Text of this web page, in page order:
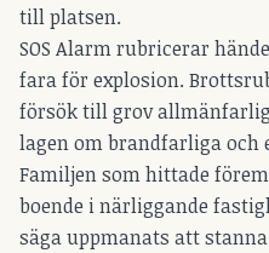
till platsen.
SOS Alarm rubricerar
fara för explosion.
försök till grov
lagen om brandfarliga och
Familjen som hittade
boende i närliggande
säga uppmanats att